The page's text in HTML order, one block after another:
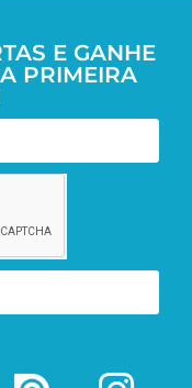
E GANHE
PRIMEIRA